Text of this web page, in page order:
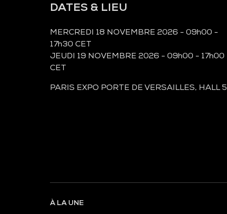
DATES & LIEU
MERCREDI 18 NOVEMBRE 2026 - 09h00 -
17h30 CET
JEUDI 19 NOVEMBRE 2026 - 09h00 - 17h00
CET
PARIS EXPO PORTE DE VERSAILLES, HALL 5
À LA UNE